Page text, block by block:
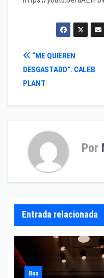
Navegación
de
entradas
“ME QUIEREN
DESGASTADO”. CALEB
PLANT
Por
Entrada relacionada
Box